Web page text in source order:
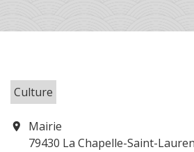
Culture
location_on
Mairie
79430 La Chapelle-Saint-